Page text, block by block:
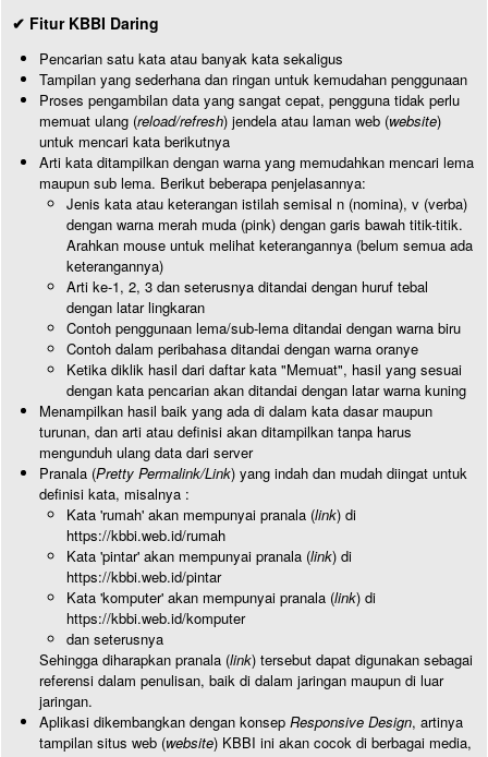
✔ Fitur KBBI Daring
Pencarian satu kata atau banyak kata sekaligus
Tampilan yang sederhana dan ringan untuk kemudahan penggunaan
Proses pengambilan data yang sangat cepat, pengguna tidak perlu
memuat ulang (reload/refresh) jendela atau laman web (website)
untuk mencari kata berikutnya
Arti kata ditampilkan dengan warna yang memudahkan mencari lema
maupun sub lema. Berikut beberapa penjelasannya:
Jenis kata atau keterangan istilah semisal n (nomina), v (verba)
dengan warna merah muda (pink) dengan garis bawah titik-titik.
Arahkan mouse untuk melihat keterangannya (belum semua ada
keterangannya)
Arti ke-1, 2, 3 dan seterusnya ditandai dengan huruf tebal
dengan latar lingkaran
Contoh penggunaan lema/sub-lema ditandai dengan warna biru
Contoh dalam peribahasa ditandai dengan warna oranye
Ketika diklik hasil dari daftar kata "Memuat", hasil yang sesuai
dengan kata pencarian akan ditandai dengan latar warna kuning
Menampilkan hasil baik yang ada di dalam kata dasar maupun
turunan, dan arti atau definisi akan ditampilkan tanpa harus
mengunduh ulang data dari server
Pranala (Pretty Permalink/Link) yang indah dan mudah diingat untuk
definisi kata, misalnya :
Kata 'rumah' akan mempunyai pranala (link) di
https://kbbi.web.id/rumah
Kata 'pintar' akan mempunyai pranala (link) di
https://kbbi.web.id/pintar
Kata 'komputer' akan mempunyai pranala (link) di
https://kbbi.web.id/komputer
dan seterusnya
Sehingga diharapkan pranala (link) tersebut dapat digunakan sebagai
referensi dalam penulisan, baik di dalam jaringan maupun di luar
jaringan.
Aplikasi dikembangkan dengan konsep Responsive Design, artinya
tampilan situs web (website) KBBI ini akan cocok di berbagai media,